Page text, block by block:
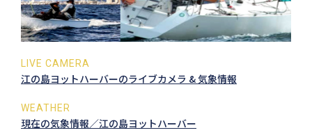
LIVE CAMERA
江の島ヨットハーバーのライブカメラ & 気象情報
WEATHER
現在の気象情報／江の島ヨットハーバー